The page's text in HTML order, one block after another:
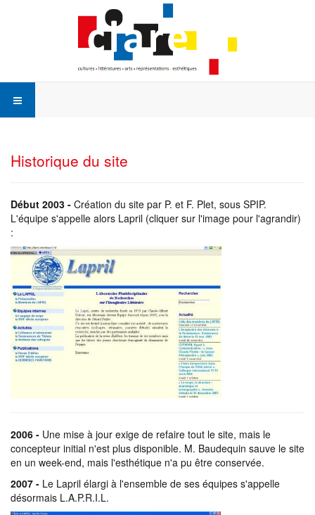
Historique du site
Début 2003 - Création du site par P. et F. Plet, sous SPIP.
L'équipe s'appelle alors Lapril (cliquer sur l'image pour l'agrandir)
:
2006 - Une mise à jour exige de refaire tout le site, mais le
concepteur initial n'est plus disponible. M. Baudequin sauve le site
en un week-end, mais l'esthétique n'a pu être conservée.
2007 - Le Lapril élargi à l'ensemble de ses équipes s'appelle
désormais L.A.P.R.I.L.